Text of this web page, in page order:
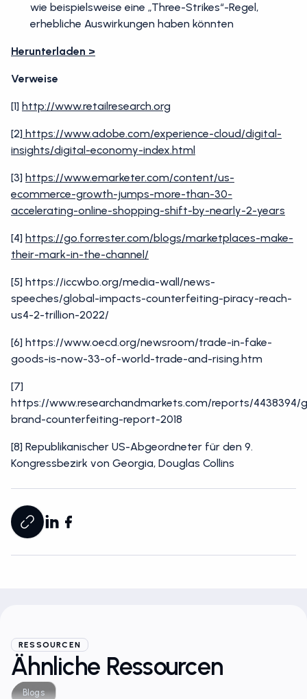
wie beispielsweise eine „Three-Strikes“-Regel,
erhebliche Auswirkungen haben könnten
Herunterladen >
Verweise
[1] http://www.retailresearch.org
[2] https://www.adobe.com/experience-cloud/digital-
insights/digital-economy-index.html
[3] https://www.emarketer.com/content/us-
ecommerce-growth-jumps-more-than-30-
accelerating-online-shopping-shift-by-nearly-2-years
[4] https://go.forrester.com/blogs/marketplaces-make-
their-mark-in-the-channel/
[5] https://iccwbo.org/media-wall/news-
speeches/global-impacts-counterfeiting-piracy-reach-
us4-2-trillion-2022/
[6] https://www.oecd.org/newsroom/trade-in-fake-
goods-is-now-33-of-world-trade-and-rising.htm
[7]
https://www.researchandmarkets.com/reports/4438394/
brand-counterfeiting-report-2018
[8] Republikanischer US-Abgeordneter für den 9.
Kongressbezirk von Georgia, Douglas Collins
RESSOURCEN
Ähnliche Ressourcen
Blogs